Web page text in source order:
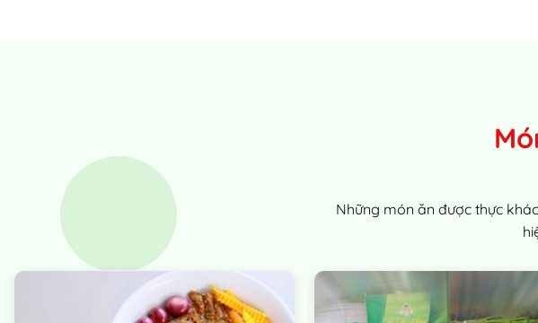
Những món ăn được thực